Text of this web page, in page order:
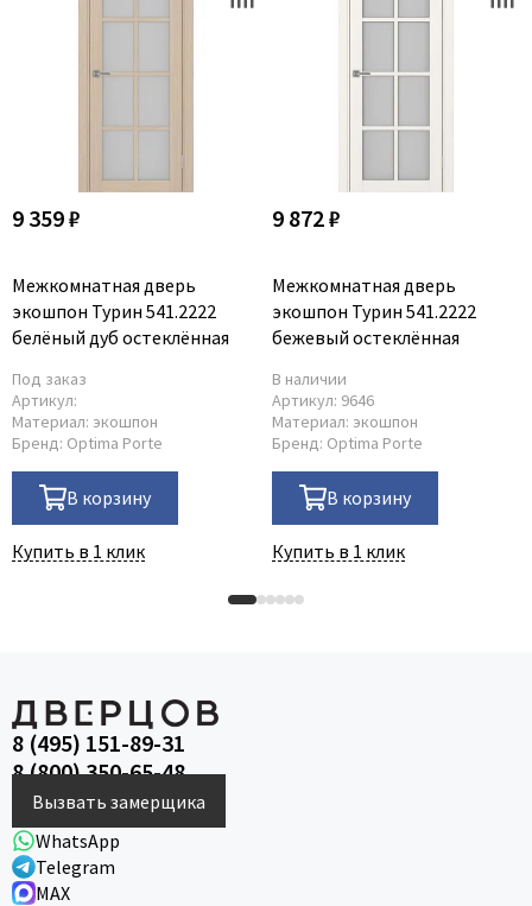
9 359 ₽
Межкомнатная дверь
экошпон Турин 541.2222
белёный дуб остеклённая
Под заказ
Артикул:
Материал: экошпон
Бренд: Optima Porte
В корзину
Купить в 1 клик
9 872 ₽
Межкомнатная дверь
экошпон Турин 541.2222
бежевый остеклённая
В наличии
Артикул: 9646
Материал: экошпон
Бренд: Optima Porte
В корзину
Купить в 1 клик
8 (495) 151-89-31
8 (800) 350-65-48
Вызвать замерщика
WhatsApp
Telegram
MAX